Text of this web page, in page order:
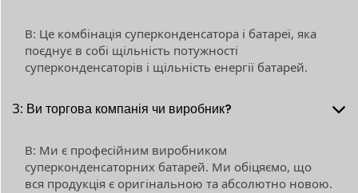
В: Це комбінація суперконденсатора і батареї, яка
поєднує в собі щільність потужності
суперконденсаторів і щільність енергії батарей.
З: Ви торгова компанія чи виробник?
В: Ми є професійним виробником
суперконденсаторних батарей. Ми обіцяємо, що
вся продукція є оригінальною та абсолютно новою.